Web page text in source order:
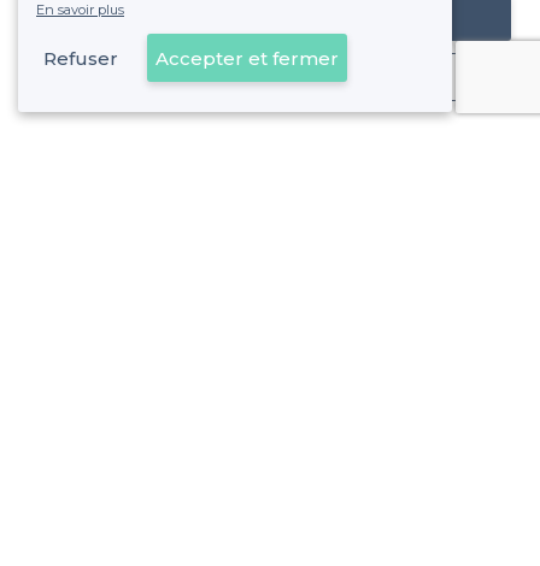
Référencer mon établissement
Déjà client
En savoir plus
Refuser Accepter et fermer